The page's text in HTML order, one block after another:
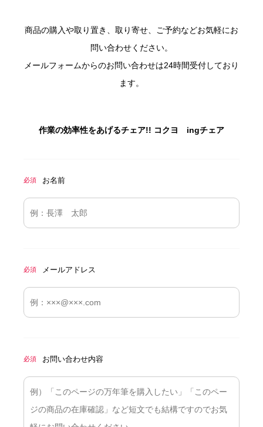
商品の購入や取り置き、取り寄せ、ご予約などお気軽にお
問い合わせください。
メールフォームからのお問い合わせは24時間受付しており
ます。
作業の効率性をあげるチェア!! コクヨ ingチェア
必須 お名前
必須 メールアドレス
必須 お問い合わせ内容